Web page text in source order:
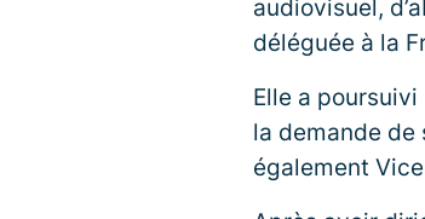
audiovisuel,
déléguée à la
Elle a
la demande de
également